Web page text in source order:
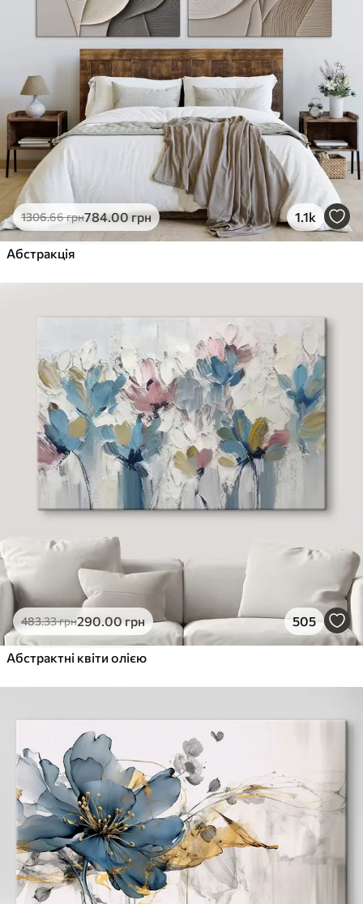
1306.66грн784.00грн 1.1k
Абстракція
483.33грн290.00грн 505
Абстрактні квіти олією